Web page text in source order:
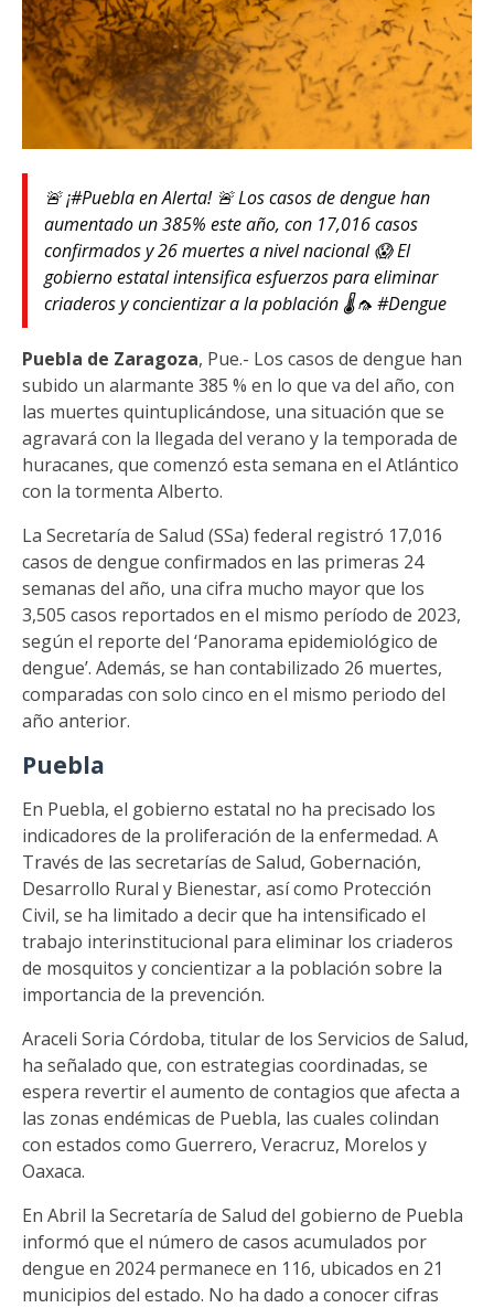
🚨 ¡#Puebla en Alerta! 🚨 Los casos de dengue han
aumentado un 385% este año, con 17,016 casos
confirmados y 26 muertes a nivel nacional 😱 El
gobierno estatal intensifica esfuerzos para eliminar
criaderos y concientizar a la población 🌡️🦟 #Dengue
Puebla de Zaragoza, Pue.- Los casos de dengue han
subido un alarmante 385 % en lo que va del año, con
las muertes quintuplicándose, una situación que se
agravará con la llegada del verano y la temporada de
huracanes, que comenzó esta semana en el Atlántico
con la tormenta Alberto.
La Secretaría de Salud (SSa) federal registró 17,016
casos de dengue confirmados en las primeras 24
semanas del año, una cifra mucho mayor que los
3,505 casos reportados en el mismo período de 2023,
según el reporte del ‘Panorama epidemiológico de
dengue’. Además, se han contabilizado 26 muertes,
comparadas con solo cinco en el mismo periodo del
año anterior.
Puebla
En Puebla, el gobierno estatal no ha precisado los
indicadores de la proliferación de la enfermedad. A
Través de las secretarías de Salud, Gobernación,
Desarrollo Rural y Bienestar, así como Protección
Civil, se ha limitado a decir que ha intensificado el
trabajo interinstitucional para eliminar los criaderos
de mosquitos y concientizar a la población sobre la
importancia de la prevención.
Araceli Soria Córdoba, titular de los Servicios de Salud,
ha señalado que, con estrategias coordinadas, se
espera revertir el aumento de contagios que afecta a
las zonas endémicas de Puebla, las cuales colindan
con estados como Guerrero, Veracruz, Morelos y
Oaxaca.
En Abril la Secretaría de Salud del gobierno de Puebla
informó que el número de casos acumulados por
dengue en 2024 permanece en 116, ubicados en 21
municipios del estado. No ha dado a conocer cifras